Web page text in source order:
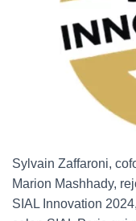
Sylvain Zaffaroni,
Marion Mashhady,
SIAL Innovation